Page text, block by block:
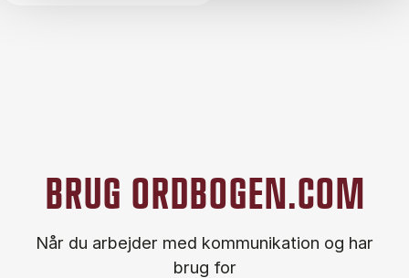
BRUG ORDBOGEN.COM
Når du arbejder med kommunikation og har
brug for